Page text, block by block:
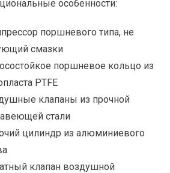
особенности:
поршневого типа, не
смазки
поршневое кольцо из
PTFE
клапаны из прочной
стали
цилиндр из алюминиевого
клапан воздушной